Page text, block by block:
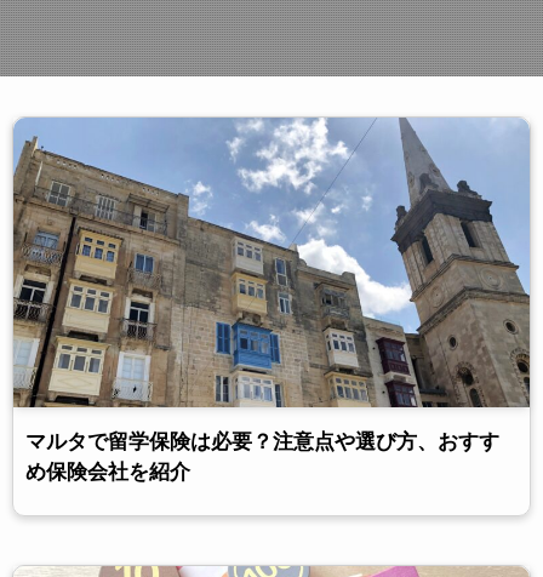
マルタで留学保険は必要？注意点や選び方、おすす
め保険会社を紹介